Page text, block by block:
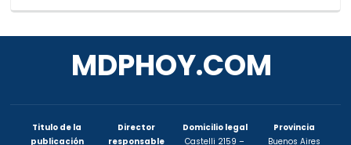
MDPHOY.COM
Titulo de la
publicación
Director
responsable
Domicilio legal
Castelli 2159 –
Provincia
Buenos Aires